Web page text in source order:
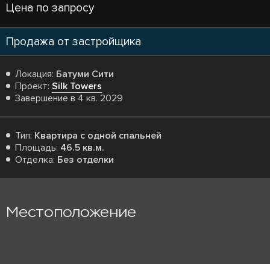
Цена по запросу
Продажа от застройщика
Локация: Батуми Сити
Проект: Silk Towers
Завершение в 4 кв. 2029
Тип: Квартира с одной спальней
Площадь: 46.5 кв.м.
Отделка: Без отделки
Местоположение